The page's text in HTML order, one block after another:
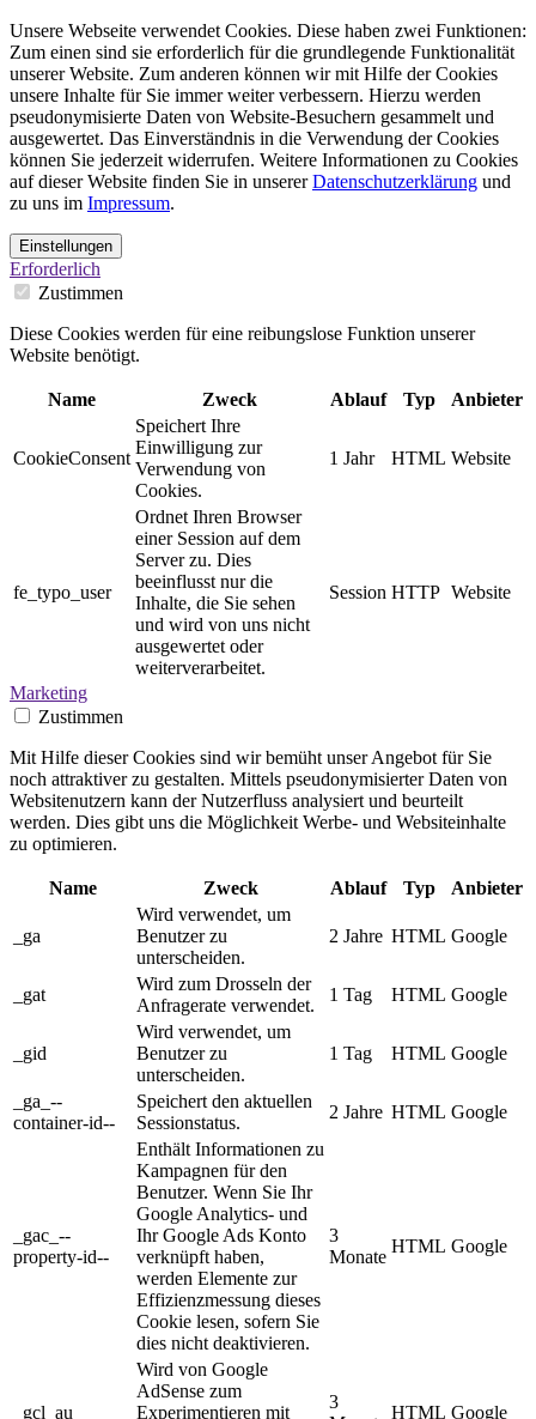
Unsere Webseite verwendet Cookies. Diese haben zwei Funktionen:
Zum einen sind sie erforderlich für die grundlegende Funktionalität
unserer Website. Zum anderen können wir mit Hilfe der Cookies
unsere Inhalte für Sie immer weiter verbessern. Hierzu werden
pseudonymisierte Daten von Website-Besuchern gesammelt und
ausgewertet. Das Einverständnis in die Verwendung der Cookies
können Sie jederzeit widerrufen. Weitere Informationen zu Cookies
auf dieser Website finden Sie in unsererDatenschutzerklärung und
zu uns im Impressum.
Einstellungen
Erforderlich
Zustimmen
Diese Cookies werden für eine reibungslose Funktion unserer
Website benötigt.
Name Zweck Ablauf Typ Anbieter
CookieConsent
Speichert Ihre
Einwilligung zur
Verwendung von
Cookies.
1 Jahr HTML Website
fe_typo_user
Ordnet Ihren Browser
einer Session auf dem
Server zu. Dies
beeinflusst nur die
Inhalte, die Sie sehen
und wird von uns nicht
ausgewertet oder
weiterverarbeitet.
Session HTTP Website
Marketing
Zustimmen
Mit Hilfe dieser Cookies sind wir bemüht unser Angebot für Sie
noch attraktiver zu gestalten. Mittels pseudonymisierter Daten von
Websitenutzern kann der Nutzerfluss analysiert und beurteilt
werden. Dies gibt uns die Möglichkeit Werbe- und Websiteinhalte
zu optimieren.
Name Zweck Ablauf Typ Anbieter
_ga
Wird verwendet, um
Benutzer zu
unterscheiden.
2 Jahre HTML Google
_gat
Wird zum Drosseln der
Anfragerate verwendet.
1 Tag HTML Google
_gid
Wird verwendet, um
Benutzer zu
unterscheiden.
1 Tag HTML Google
_ga_--
container-id--
Speichert den aktuellen
Sessionstatus.
2 Jahre HTML Google
_gac_--
property-id--
Enthält Informationen zu
Kampagnen für den
Benutzer. Wenn Sie Ihr
Google Analytics- und
Ihr Google Ads Konto
verknüpft haben,
werden Elemente zur
Effizienzmessung dieses
Cookie lesen, sofern Sie
dies nicht deaktivieren.
3
Monate
HTML Google
_gcl_au
Wird von Google
AdSense zum
Experimentieren mit
3
HTML Google